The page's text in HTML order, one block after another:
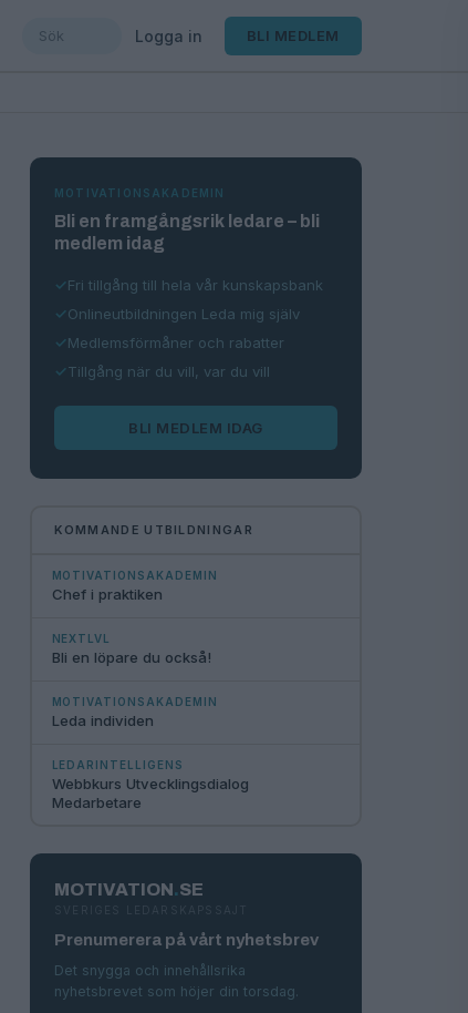
Logga in BLI MEDLEM
MOTIVATIONSAKADEMIN
Bli en framgångsrik ledare – bli
medlem idag
Fri tillgång till hela vår kunskapsbank
Onlineutbildningen Leda mig själv
Medlemsförmåner och rabatter
Tillgång när du vill, var du vill
BLI MEDLEM IDAG
KOMMANDE UTBILDNINGAR
MOTIVATIONSAKADEMIN
Chef i praktiken
NEXTLVL
Bli en löpare du också!
MOTIVATIONSAKADEMIN
Leda individen
LEDARINTELLIGENS
Webbkurs Utvecklingsdialog
Medarbetare
MOTIVATION.SE
SVERIGES LEDARSKAPSSAJT
Prenumerera på vårt nyhetsbrev
Det snygga och innehållsrika
nyhetsbrevet som höjer din torsdag.